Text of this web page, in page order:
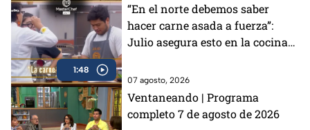
1:48
“En el norte debemos saber
hacer carne asada a fuerza”:
Julio asegura esto en la cocina
07 agosto, 2026
Ventaneando | Programa
completo 7 de agosto de 2026